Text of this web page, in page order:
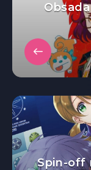
Spin-off